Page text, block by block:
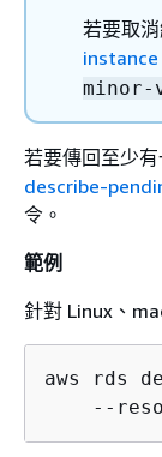
若要取
instance
minor-
若要傳回至少
describe-
令。
範例
針對 Linux、
aws rds
--